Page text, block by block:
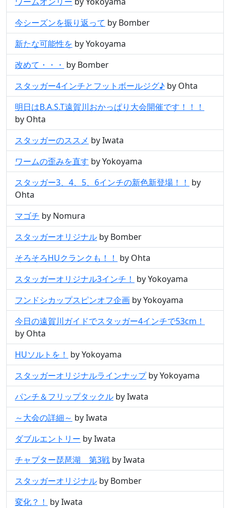
今シーズンを振り返って by Bomber
新たな可能性を by Yokoyama
改めて・・・ by Bomber
スタッガー4インチとフットボールジグ♪ by Ohta
明日はB.A.S.T遠賀川おかっぱり大会開催です！！！
by Ohta
スタッガーのススメ by Iwata
ワームの歪みを直す by Yokoyama
スタッガー3、4、5、6インチの新色新登場！！ by
Ohta
マゴチ by Nomura
スタッガーオリジナル by Bomber
そろそろHUクランクも！！ by Ohta
スタッガーオリジナル3インチ！ by Yokoyama
フンドシカップスピンオフ企画 by Yokoyama
今日の遠賀川ガイドでスタッガー4インチで53cm！
by Ohta
HUソルトを！ by Yokoyama
スタッガーオリジナルラインナップby Yokoyama
パンチ＆フリップタックル by Iwata
～大会の詳細～ by Iwata
ダブルエントリー by Iwata
チャプター琵琶湖 第3戦 by Iwata
スタッガーオリジナル by Bomber
変化？！ by Iwata